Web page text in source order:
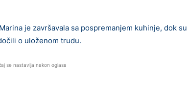
je završavala sa pospremanjem kuhinje, dok su
o uloženom trudu.
se nastavlja nakon oglasa